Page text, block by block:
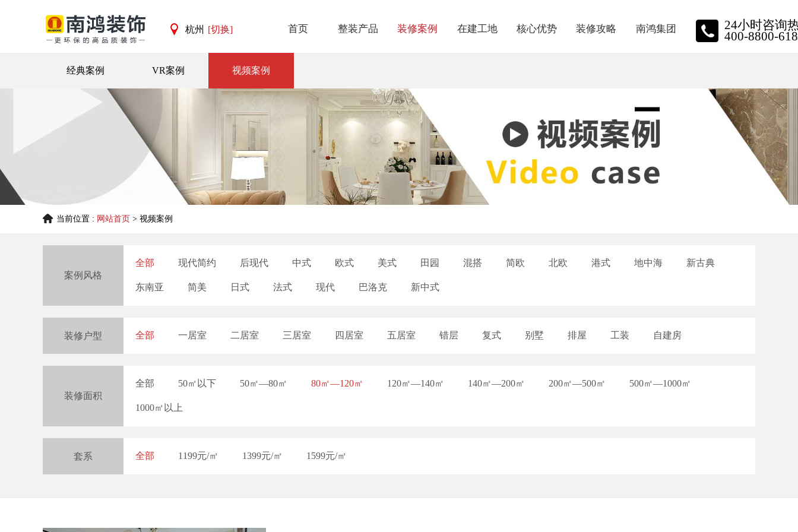
杭州 [切换] 首页 整装产品
1399套餐
1599套餐
装修案例
VR案例
视频案例
在建工地 核心优势
七星金钻
环保装修
装修攻略 南鸿集团
关于我们
员工风采
24小时咨询
400-8800-618
经典案例 VR案例 视频案例
当前位置 : 网站首页 > 视频案例
案例风格
全部 现代简约 后现代 中式 欧式 美式 田园 混搭 简欧 北欧 港式 地中海 新古典
东南亚 简美 日式 法式 现代 巴洛克 新中式
装修户型 全部 一居室 二居室 三居室 四居室 五居室 错层 复式 别墅 排屋 工装 自建房
装修面积
全部 50㎡以下 50㎡—80㎡ 80㎡—120㎡ 120㎡—140㎡ 140㎡—200㎡ 200㎡—500㎡ 500㎡—1000㎡
1000㎡以上
套系 全部 1199元/㎡ 1399元/㎡ 1599元/㎡